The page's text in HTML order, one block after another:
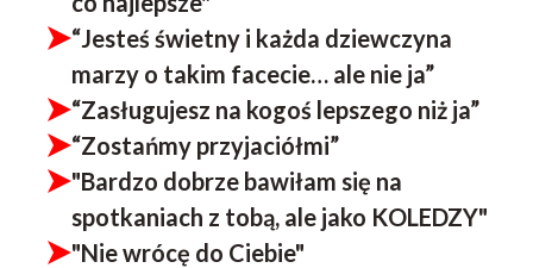
“Jesteś świetny i każda dziewczyna
marzy o takim facecie… ale nie ja”
“Zasługujesz na kogoś lepszego niż ja”
“Zostańmy przyjaciółmi”
"Bardzo dobrze bawiłam się na
spotkaniach z tobą, ale jako KOLEDZY"
"Nie wrócę do Ciebie"